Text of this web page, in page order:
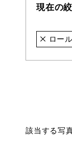
現在の
ロー
該当する写